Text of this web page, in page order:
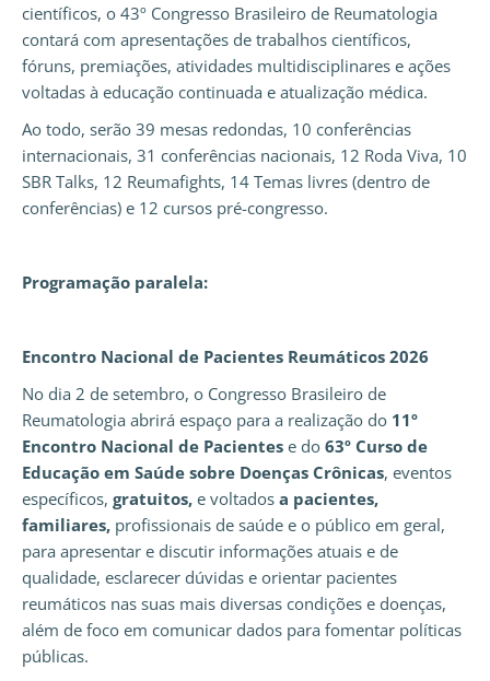
científicos, o 43º Congresso Brasileiro de Reumatologia
contará com apresentações de trabalhos científicos,
fóruns, premiações, atividades multidisciplinares e ações
voltadas à educação continuada e atualização médica.
Ao todo, serão 39 mesas redondas, 10 conferências
internacionais, 31 conferências nacionais, 12 Roda Viva, 10
SBR Talks, 12 Reumafights, 14 Temas livres (dentro de
conferências) e 12 cursos pré-congresso.
Programação paralela:
Encontro Nacional de Pacientes Reumáticos 2026
No dia 2 de setembro, o Congresso Brasileiro de
Reumatologia abrirá espaço para a realização do 11º
Encontro Nacional de Pacientes e do 63º Curso de
Educação em Saúde sobre Doenças Crônicas, eventos
específicos, gratuitos, e voltados a pacientes,
familiares, profissionais de saúde e o público em geral,
para apresentar e discutir informações atuais e de
qualidade, esclarecer dúvidas e orientar pacientes
reumáticos nas suas mais diversas condições e doenças,
além de foco em comunicar dados para fomentar políticas
públicas.